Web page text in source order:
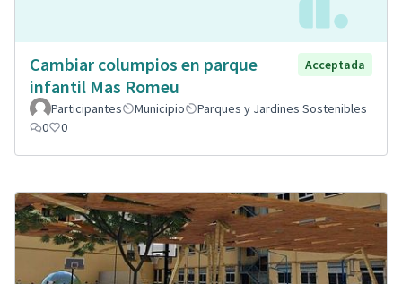
Cambiar columpios en parque
infantil Mas Romeu
Acceptada
Participantes Municipio
Parques y Jardines Sostenibles
0
0